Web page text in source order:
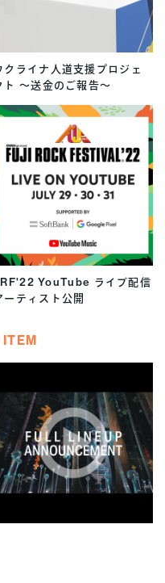
クライナ人道支援プロジェ
ト 〜送金のご報告〜
YouTube ライブ配信
ーティスト公開